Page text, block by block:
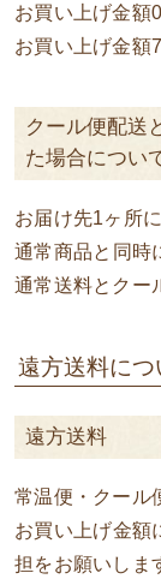
お買い上げ金額
お買い上げ金額
クール便配送
た場合につい
お届け先1ヶ所
通常商品と同時
通常送料とクー
遠方送料につ
遠方送料
常温便・クール
お買い上げ金額
担をお願いしま